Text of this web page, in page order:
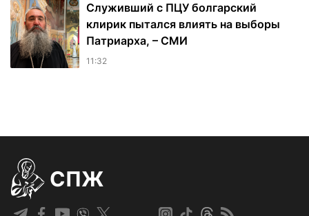
Служивший с ПЦУ болгарский
клирик пытался влиять на выборы
Патриарха, – СМИ
11:32
СПЖ